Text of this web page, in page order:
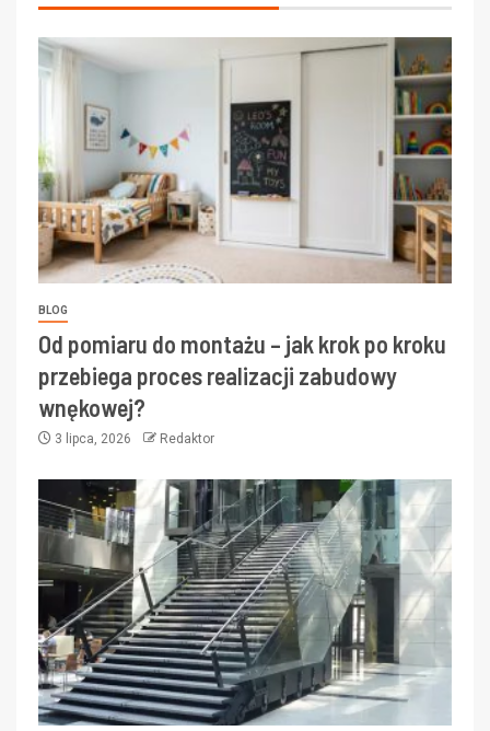
BLOG
Od pomiaru do montażu – jak krok po kroku
przebiega proces realizacji zabudowy
wnękowej?
3 lipca, 2026 Redaktor